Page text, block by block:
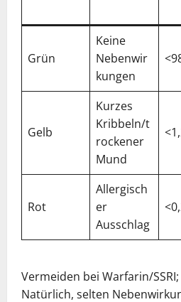
Grün
Keine
Nebenwir
kungen
Gelb
Kurzes
Kribbeln/t
rockener
Mund
Rot
Allergisch
er
Ausschlag
Vermeiden bei Warfarin/
Natürlich, selten